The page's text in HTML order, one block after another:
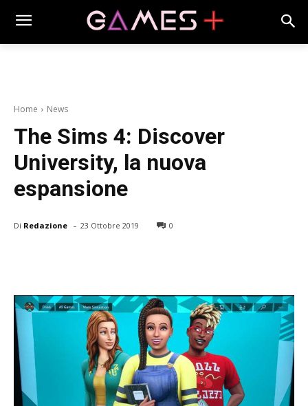
Home News
The Sims 4: Discover
University, la nuova
espansione
Di Redazione - 23 Ottobre 2019 0